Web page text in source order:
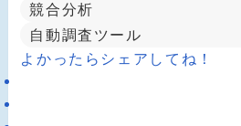
競合分析
自動調査ツール
よかったらシェアしてね！